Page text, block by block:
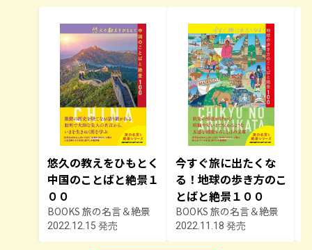
悠久の教えをひもとく
中国のことばと絶景１
００
BOOKS 旅の名言＆絶景
2022.12.15 発売
今すぐ旅に出たくな
る！地球の歩き方のこ
とばと絶景１００
BOOKS 旅の名言＆絶景
2022.11.18 発売